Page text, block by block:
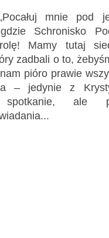
mnie pod
Schronisko
Mamy tutaj
zadbali o to,
pióro prawie
– jedynie z
spotkanie, ale